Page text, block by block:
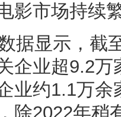
影市场持续
据显示，截
企业超9.2
业约1.1万
除2022年稍